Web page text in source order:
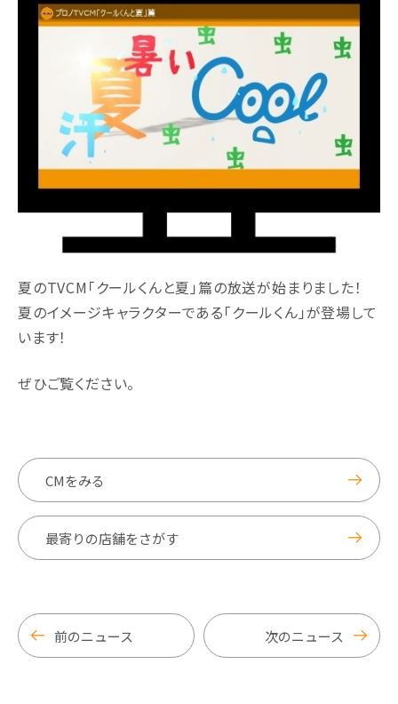
夏のTVCM「クールくんと夏」篇の放送が始まりました！
夏のイメージキャラクターである「クールくん」が登場して
います！
ぜひご覧ください。
CMをみる
最寄りの店舗をさがす
前のニュース 次のニュース